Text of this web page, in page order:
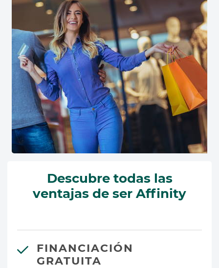
Descubre todas las
ventajas de ser Affinity
FINANCIACIÓN
GRATUITA